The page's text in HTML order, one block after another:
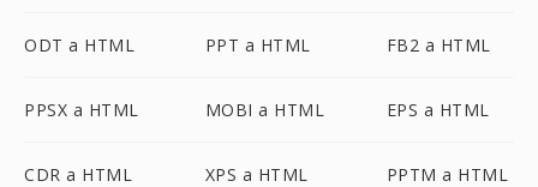
ODT a HTML PPT a HTML FB2 a HTML
PPSX a HTML MOBI a HTML EPS a HTML
CDR a HTML XPS a HTML PPTM a HTML